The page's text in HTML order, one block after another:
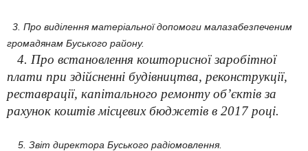
3. Про виділення матеріальної допомоги малазабезпеченим
громадянам Буського району.
4. Про встановлення кошторисної заробітної
плати при здійсненні будівництва, реконструкції,
реставрації, капітального ремонту об’єктів за
рахунок коштів місцевих бюджетів в 2017 році.
5. Звіт директора Буського радіомовлення.